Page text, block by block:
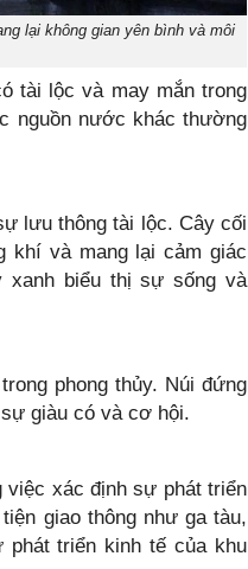
lại không gian yên bình và môi
tài lộc và may mắn trong
nguồn nước khác thường
lưu thông tài lộc. Cây cối
khí và mang lại cảm giác
xanh biểu thị sự sống và
phong thủy. Núi đứng
giàu có và cơ hội.
việc xác định sự phát triển
giao thông như ga tàu,
phát triển kinh tế của khu